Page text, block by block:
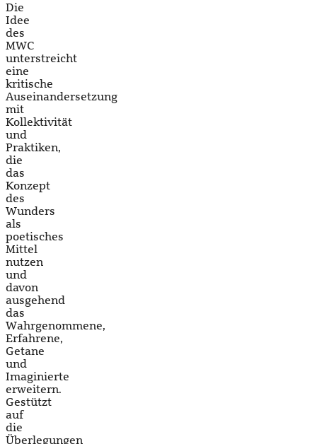
Die
Idee
des
MWC
unterstreicht
eine
kritische
Auseinandersetzung
mit
Kollektivität
und
Praktiken,
die
das
Konzept
des
Wunders
als
poetisches
Mittel
nutzen
und
davon
ausgehend
das
Wahrgenommene,
Erfahrene,
Getane
und
Imaginierte
erweitern.
Gestützt
auf
die
Überlegungen